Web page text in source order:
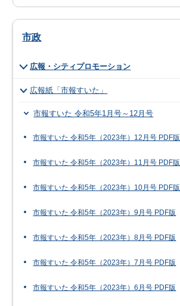
市政
広報・シティプロモーション
広報紙「市報すいた」
市報すいた 令和5年1月号～12月号
市報すいた 令和5年（2023年）12月号 PDF版
市報すいた 令和5年（2023年）11月号 PDF版
市報すいた 令和5年（2023年）10月号 PDF版
市報すいた 令和5年（2023年）9月号 PDF版
市報すいた 令和5年（2023年）8月号 PDF版
市報すいた 令和5年（2023年）7月号 PDF版
市報すいた 令和5年（2023年）6月号 PDF版